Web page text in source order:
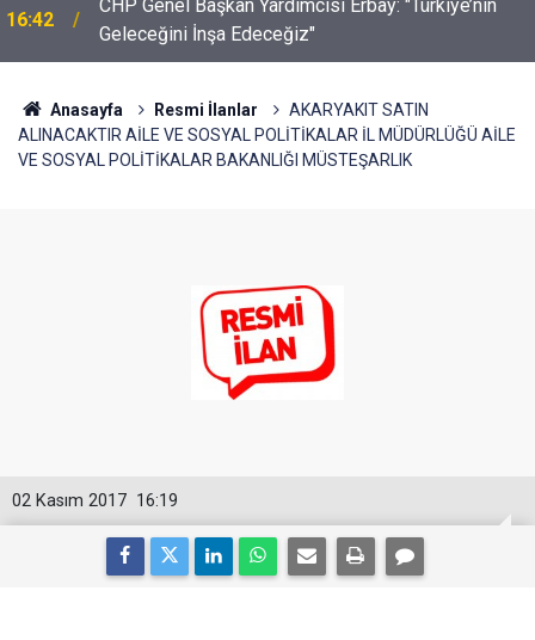
16:18 Söğüt Dijital Müzesi'nde Sona Doğru
Anasayfa Resmi İlanlar
AKARYAKIT SATIN
ALINACAKTIR AİLE VE SOSYAL POLİTİKALAR İL MÜDÜRLÜĞÜ AİLE
VE SOSYAL POLİTİKALAR BAKANLIĞI MÜSTEŞARLIK
16:19
02 Kasım 2017